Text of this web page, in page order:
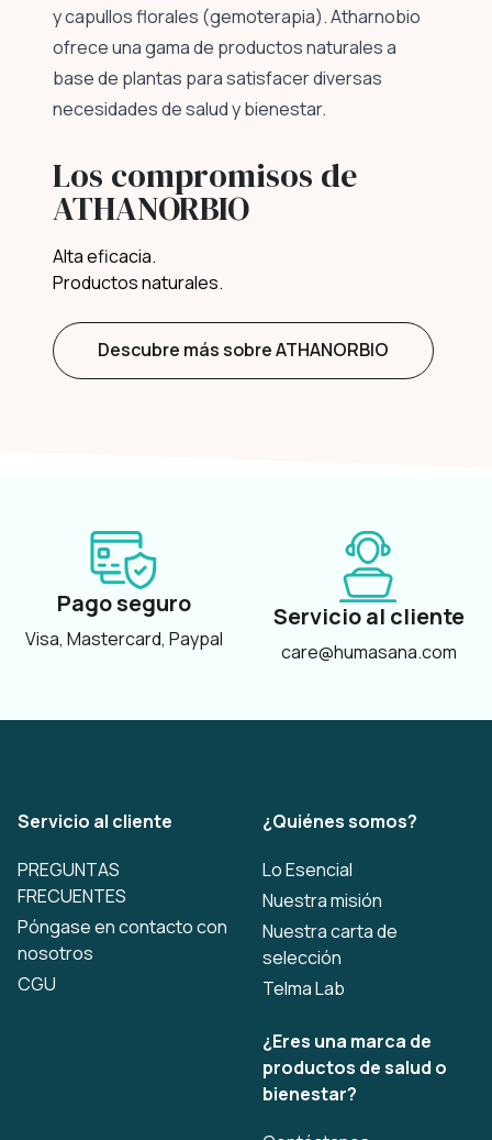
y capullos florales (gemoterapia). Atharnobio
ofrece una gama de productos naturales a
base de plantas para satisfacer diversas
necesidades de salud y bienestar.
Los compromisos de
ATHANORBIO
Alta eficacia.
Productos naturales.
Descubre más sobre ATHANORBIO
Pago seguro
Visa, Mastercard, Paypal
Servicio al cliente
care@humasana.com
Servicio al cliente
PREGUNTAS
FRECUENTES
Póngase en contacto con
nosotros
CGU
¿Quiénes somos?
Lo Esencial
Nuestra misión
Nuestra carta de
selección
Telma Lab
¿Eres una marca de
productos de salud o
bienestar?